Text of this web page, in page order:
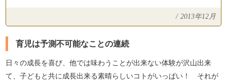
/ 2013年12月
育児は予測不可能なことの連続
日々の成長を喜び、他では味わうことが出来ない体験が沢山出来
て、子どもと共に成長出来る素晴らしいコトがいっぱい！ それが